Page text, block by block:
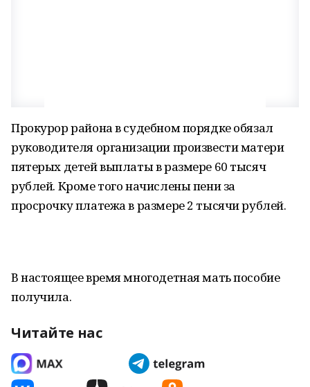
Прокурор района в судебном порядке обязал
руководителя организации произвести матери
пятерых детей выплаты в размере 60 тысяч
рублей. Кроме того начислены пени за
просрочку платежа в размере 2 тысячи рублей.
В настоящее время многодетная мать пособие
получила.
Читайте нас